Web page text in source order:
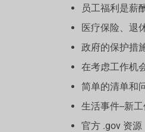
员工福利是薪
医疗保险、退
政府的保护措
在考虑工作机
简单的清单和
生活事件--新
官方 .gov 资源